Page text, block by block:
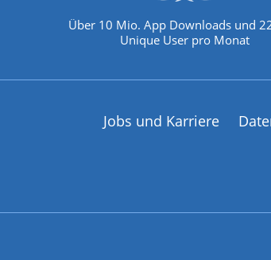
Über 10 Mio. App Downloads und
Unique User pro Monat
Jobs und Karriere